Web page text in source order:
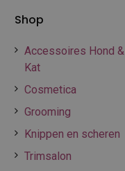
Shop
Accessoires Hond &
Kat
Cosmetica
Grooming
Knippen en scheren
Trimsalon